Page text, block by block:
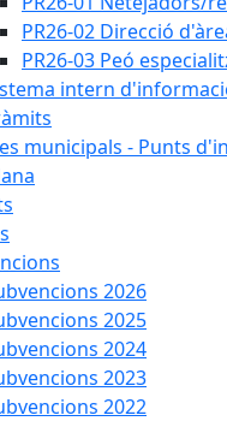
PR26-02 Direcció
PR26-03 Peó
intern
municipals - Punts
2026
2025
2024
2023
2022